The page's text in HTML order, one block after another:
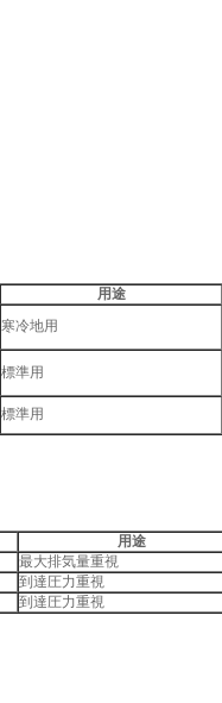
用途
寒冷地用
標準用
標準用
用途
最大排気量重視
到達圧力重視
到達圧力重視